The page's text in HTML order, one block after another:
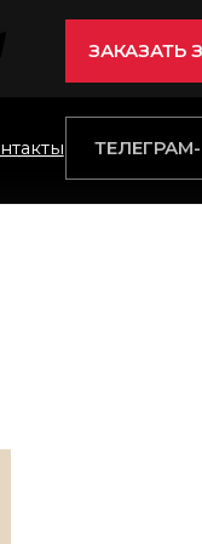
ЗАКАЗАТЬ ЗВОНОК
ТЕЛЕГРАМ-КАНАЛ